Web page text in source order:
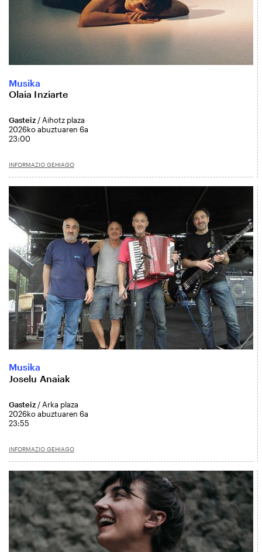
Musika
Olaia Inziarte
Gasteiz/ Aihotz plaza
2026ko abuztuaren 6a
23:00
INFORMAZIO GEHIAGO
Musika
Joselu Anaiak
Gasteiz / Arka plaza
2026ko abuztuaren 6a
23:55
INFORMAZIO GEHIAGO